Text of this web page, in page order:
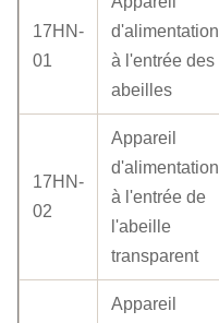
17HN-
01
d'alimentation
à l'entrée des
abeilles
17HN-
02
Appareil
d'alimentation
à l'entrée de
l'abeille
transparent
Appareil